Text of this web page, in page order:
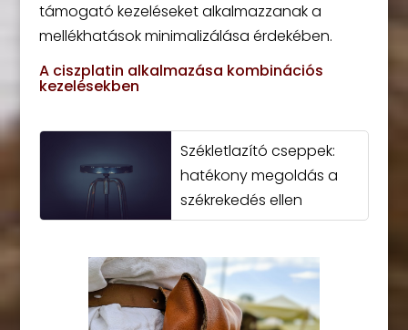
támogató kezeléseket alkalmazzanak a
mellékhatások minimalizálása érdekében.
A ciszplatin alkalmazása kombinációs
kezelésekben
Székletlazító cseppek:
hatékony megoldás a
székrekedés ellen